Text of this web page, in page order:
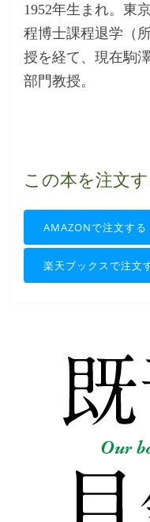
1952年生まれ。東
程博士課程退学（
授を経て、現在駒
部門教授。
この本を注文す
AMAZONで注文する
楽天ブックスで注文